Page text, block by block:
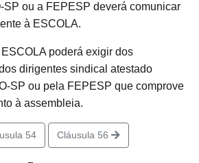
SP ou a FEPESP deverá comunicar
à ESCOLA.
poderá exigir dos
dirigentes sindical atestado
SP ou pela FEPESP que comprove
à assembleia.
54 Cláusula 56